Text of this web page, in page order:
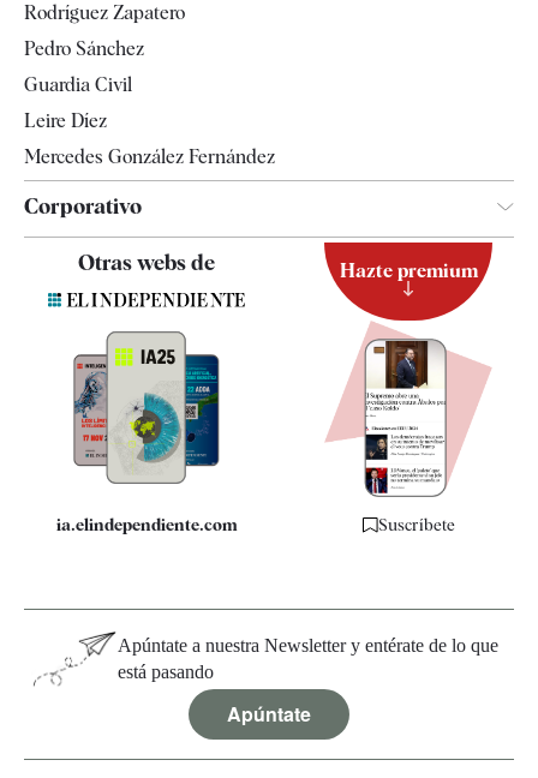
Televisión
Rodríguez Zapatero
Pedro Sánchez
Guardia Civil
Leire Díez
Mercedes González Fernández
Corporativo
Contacto
Quiénes somos
Especificaciones
Otras webs de
ia.elindependiente.com
Hazte premium
Suscríbete
Apúntate a nuestra Newsletter y entérate de lo que
está pasando
Apúntate